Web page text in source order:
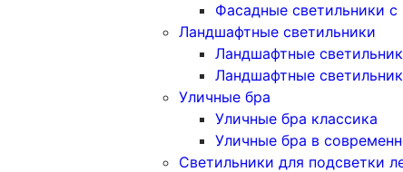
Фасадные светильники
Ландшафтные светильники
Ландшафтные
Ландшафтные
Уличные бра
Уличные бра классика
Уличные бра в
Светильники для подсветки